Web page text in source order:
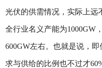
光伏的供需情况，实际上远
全行业名义产能为1000GW
600GW左右。也就是说，
求与供给的比例也不过才